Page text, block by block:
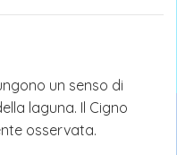
un senso di
laguna. Il Cigno
osservata.